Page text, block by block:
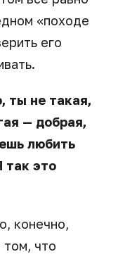
«походе
его
ты не такая,
— добрая,
любить
так это
конечно,
том, что